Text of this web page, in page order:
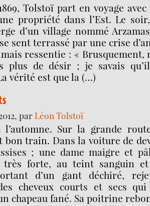
Tolstoï part en voyage
propriété dans l’Est. Le
d’un village nommé
sent terrassé par une crise
ressentie : « Brusquement,
plus de désir ; je savais
vérité est que la (…)
parLéon Tolstoï
l’automne. Sur la grande
train. Dans la voiture de
; une dame maigre et
très forte, au teint sanguin
d’un gant déchiré,
cheveux courts et secs qui
chapeau fané. Sa poitrine